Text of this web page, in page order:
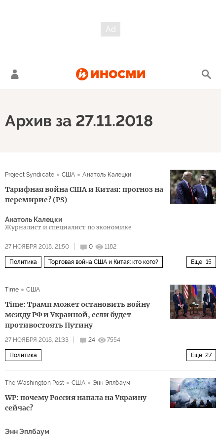
Архив за 27.11.2018
Project Syndicate США Анатоль Калецки
Тарифная война США и Китая: прогноз на
перемирие? (PS)
Анатоль Калецки
Журналист и специалист по экономике
27 НОЯБРЯ 2018, 21:50 0 1182
Еще 15
Политика Торговая война США и Китая: кто кого?
Центральный банк Китая экономика
торговля импорт санкции
Time США
Time: Трамп может остановить войну
между РФ и Украиной, если будет
противостоять Путину
27 НОЯБРЯ 2018, 21:33 24 7554
Еще 27
Политика
Черное море
The Washington Post США Энн Эплбаум
WP: почему Россия напала на Украину
сейчас?
Энн Эплбаум